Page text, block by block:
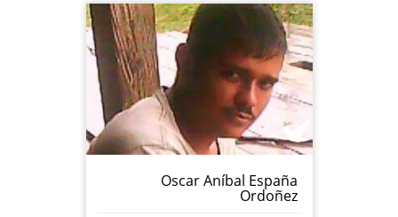
Oscar Aníbal España
Ordoñez